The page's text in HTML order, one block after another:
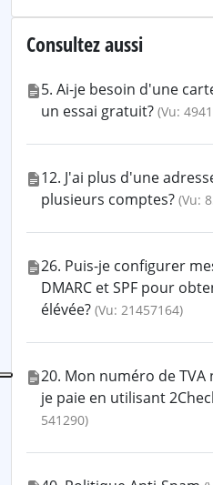
Consultez aussi
5. Ai-je besoin d'une
un essai gratuit? (Vu:
12. J'ai plus d'une
plusieurs comptes? (Vu:
26. Puis-je configurer
DMARC et SPF pour
élévée? (Vu: 21457164)
20. Mon numéro de
je paie en utilisant
541290)